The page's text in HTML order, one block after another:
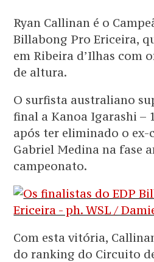
Ryan Callinan é o
Billabong Pro Ericeira,
em Ribeira d’Ilhas com
de altura.
O surfista australiano
final a Kanoa Igarashi –
após ter eliminado o
Gabriel Medina na fase
campeonato.
Com esta vitória,
do ranking do Circuito